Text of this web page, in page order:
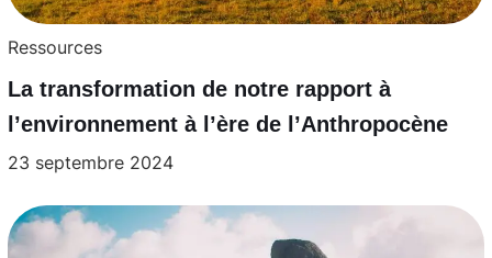
Ressources
La transformation de notre rapport à
l’environnement à l’ère de l’Anthropocène
23 septembre 2024